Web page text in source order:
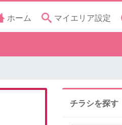
ホーム マイエリア設定
チラシを探す